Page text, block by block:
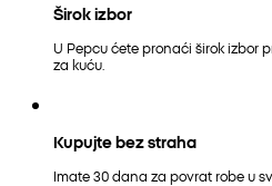
Širok izbor
U Pepcu ćete pronaći širok izbor
za kuću.
Kupujte bez straha
Imate 30 dana za povrat robe u